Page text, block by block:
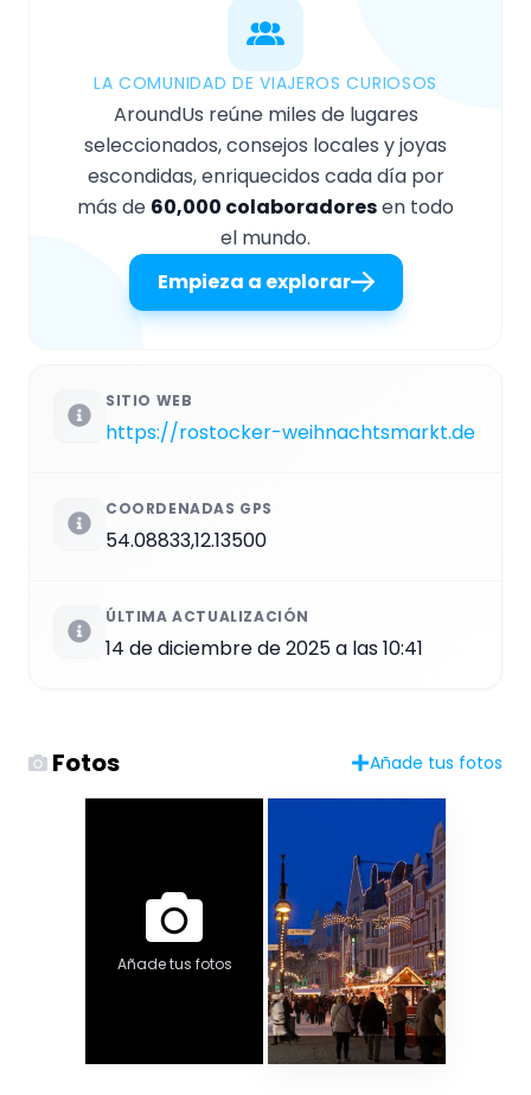
LA COMUNIDAD DE VIAJEROS CURIOSOS
AroundUs reúne miles de lugares
seleccionados, consejos locales y joyas
escondidas, enriquecidos cada día por
más de 60,000 colaboradoresen todo
el mundo.
Empieza a explorar
SITIO WEB
https://rostocker-weihnachtsmarkt.de
COORDENADAS GPS
54.08833,12.13500
ÚLTIMA ACTUALIZACIÓN
14 de diciembre de 2025 a las 10:41
Fotos Añade tus fotos
Añade tus fotos